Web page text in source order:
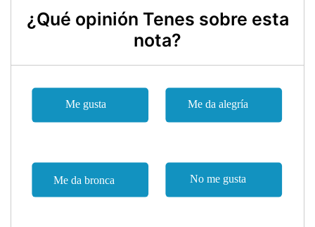
¿Qué opinión Tenes sobre esta
nota?